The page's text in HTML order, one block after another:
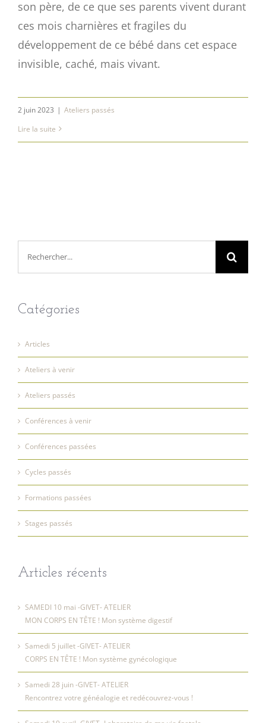
son père, de ce que ses parents vivent durant
ces mois charnières et fragiles du
développement de ce bébé dans cet espace
invisible, caché, mais vivant.
2 juin 2023 | Ateliers passés
Lire la suite
Catégories
Articles
Ateliers à venir
Ateliers passés
Conférences à venir
Conférences passées
Cycles passés
Formations passées
Stages passés
Articles récents
SAMEDI 10 mai -GIVET- ATELIER
MON CORPS EN TÊTE ! Mon système digestif
Samedi 5 juillet -GIVET- ATELIER
CORPS EN TÊTE ! Mon système gynécologique
Samedi 28 juin -GIVET- ATELIER
Rencontrez votre généalogie et redécouvrez-vous !